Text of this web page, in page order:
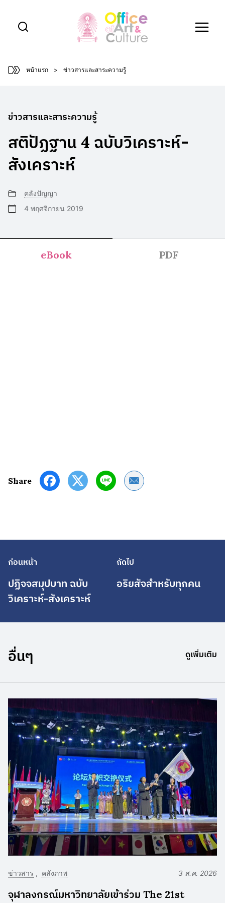
content
หน้าแรก > ข่าวสารและสาระความรู้
ข่าวสารและสาระความรู้
สติปัฏฐาน 4 ฉบับวิเคราะห์-
สังเคราะห์
คลังปัญญา
4 พฤศจิกายน 2019
eBook PDF
Share Share by Email
ก่อนหน้า
ปฏิจจสมุปบาท ฉบับ
วิเคราะห์-สังเคราะห์
ถัดไป
อริยสัจสำหรับทุกคน
อื่นๆ ดูเพิ่มเติม
ข่าวสาร คลังภาพ 3 ส.ค. 2026
จุฬาลงกรณ์มหาวิทยาลัยเข้าร่วม The 21st